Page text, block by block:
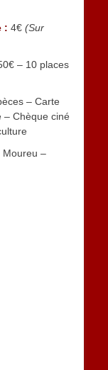
: 4€ (Sur
– 10 places
– Carte
– Chèque ciné
Moureu –